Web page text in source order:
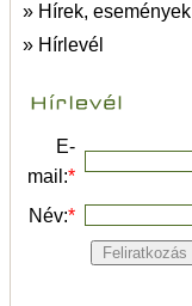
» Hírek, események
» Hírlevél
E-
mail:*
Név:*